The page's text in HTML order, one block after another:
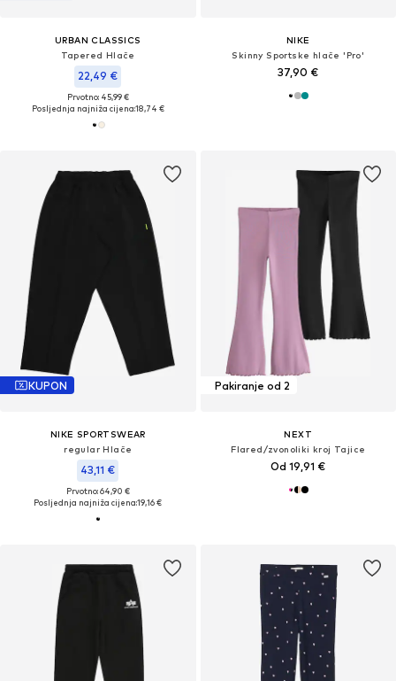
URBAN CLASSICS
Tapered Hlače
22,49 €
Prvotno: 45,99 €
Posljednja najniža cijena:18,74 €
NIKE
Skinny Sportske hlače 'Pro'
37,90 €
KUPON
NIKE SPORTSWEAR
regular Hlače
43,11 €
Prvotno: 64,90 €
Posljednja najniža cijena:19,16 €
Pakiranje od 2
NEXT
Flared/zvonoliki kroj Tajice
Od 19,91 €